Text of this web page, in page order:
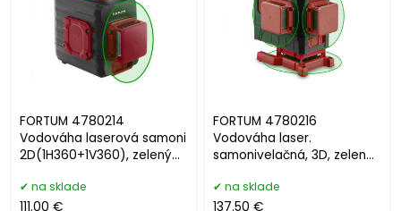
FORTUM 4780214
Vodováha laserová samoni
2D(1H360+1V360), zelený
na sklade
111.00 €
FORTUM 4780216
Vodováha laser.
samonivelačná, 3D, zelený
na sklade
137.50 €